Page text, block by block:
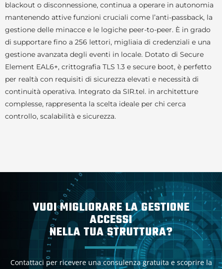
blackout o disconnessione, continua a operare in autonomia
mantenendo attive funzioni cruciali come l’anti-passback, la
gestione delle minacce e le logiche peer-to-peer. È in grado
di supportare fino a 256 lettori, migliaia di credenziali e una
gestione avanzata degli eventi in locale. Dotato di Secure
Element EAL6+, crittografia TLS 1.3 e secure boot, è perfetto
per realtà con requisiti di sicurezza elevati e necessità di
continuità operativa. Integrato da SIR.tel. in architetture
complesse, rappresenta la scelta ideale per chi cerca
controllo, scalabilità e sicurezza.
VUOI MIGLIORARE LA GESTIONE
ACCESSI
NELLA TUA STRUTTURA?
Contattaci per ricevere una consulenza gratuita e scoprire la